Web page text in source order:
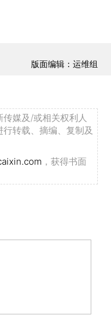
版面编辑：运维组
媒及/或相关权利人
转载、摘编、复制及
，获得书面